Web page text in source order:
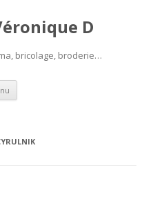
D
bricolage, broderie…
Aller
contenu